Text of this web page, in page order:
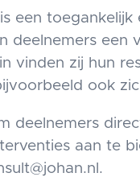
is een toegankelijk
deelnemers een
vinden zij hun
ook
deelnemers
aan te